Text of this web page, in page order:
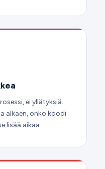
ei yllätyksiä.
alkaen, onko koodi
lisää aikaa.